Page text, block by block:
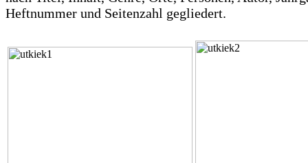
Heftnummer und Seitenzahl gegliedert.